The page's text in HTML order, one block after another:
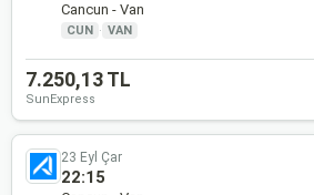
Cancun - Van
CUN · VAN
7.250,13 TL
SunExpress
23 Eyl Çar
22:15